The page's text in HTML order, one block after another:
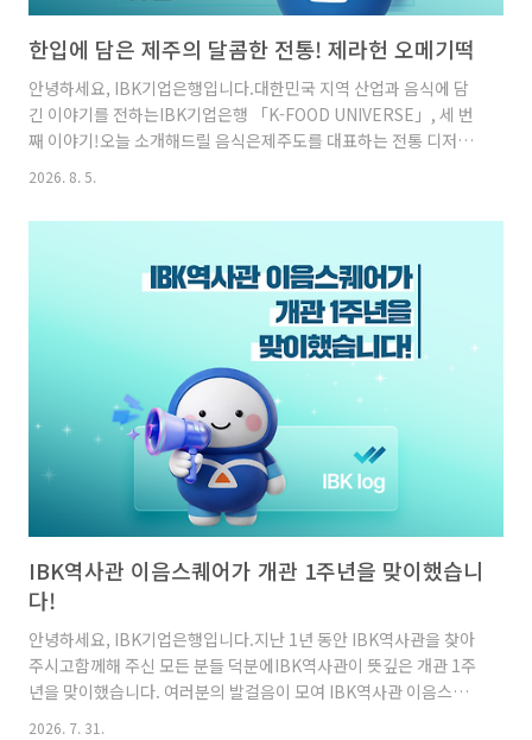
한입에 담은 제주의 달콤한 전통! 제라헌 오메기떡
안녕하세요, IBK기업은행입니다.대한민국 지역 산업과 음식에 담
긴 이야기를 전하는IBK기업은행 「K-FOOD UNIVERSE」, 세 번
째 이야기!오늘 소개해드릴 음식은제주도를 대표하는 전통 디저트,
를 주식으로 활용했는데요.제주에서는 이 차조를 '오메기'라고 불
삶은 뒤콩고물이나 통팥을 입힌 것이 바로 오메기떡입니다.오늘은
제주 방언으로 '최고다', '제대로 되었다'라는 뜻을 가진'제라허
다'에서 이름을 따온 제라헌의전통 오메기떡이 만들어지는 과정을
소개해 드리겠습니다.달콤하면서도 쫀득한 식감으로 사랑받는 제
2026. 8. 5.
IBK역사관 이음스퀘어가 개관 1주년을 맞이했습니
다!
안녕하세요, IBK기업은행입니다.지난 1년 동안 IBK역사관을 찾아
주시고함께해 주신 모든 분들 덕분에IBK역사관이 뜻깊은 개관 1주
년을 맞이했습니다. 여러분의 발걸음이 모여 IBK역사관 이음스퀘
어의 뜻깊은 개관 1주년을 만들었습니다!2026년 7월 22일 공식 예
2026. 7. 31.